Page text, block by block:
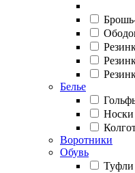
Белье
Носки
Воротники
Обувь
Туфли